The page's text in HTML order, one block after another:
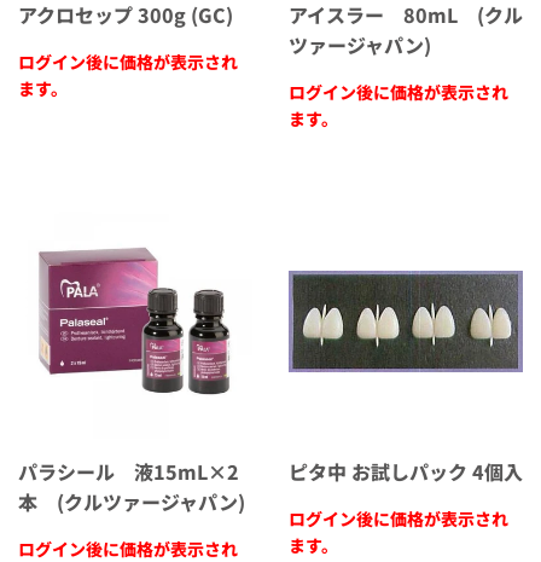
アクロセップ 300g (GC)
ログイン後に価格が表示され
ます。
アイスラー 80mL (クル
ツァージャパン)
ログイン後に価格が表示され
ます。
パラシール 液15mL×2
本 (クルツァージャパン)
ログイン後に価格が表示され
ピタ中 お試しパック 4個入
ログイン後に価格が表示され
ます。